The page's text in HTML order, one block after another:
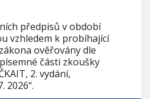
předpisů v období
vzhledem k probíhající
ověřovány dle
části zkoušky
2. vydání,
2026“.